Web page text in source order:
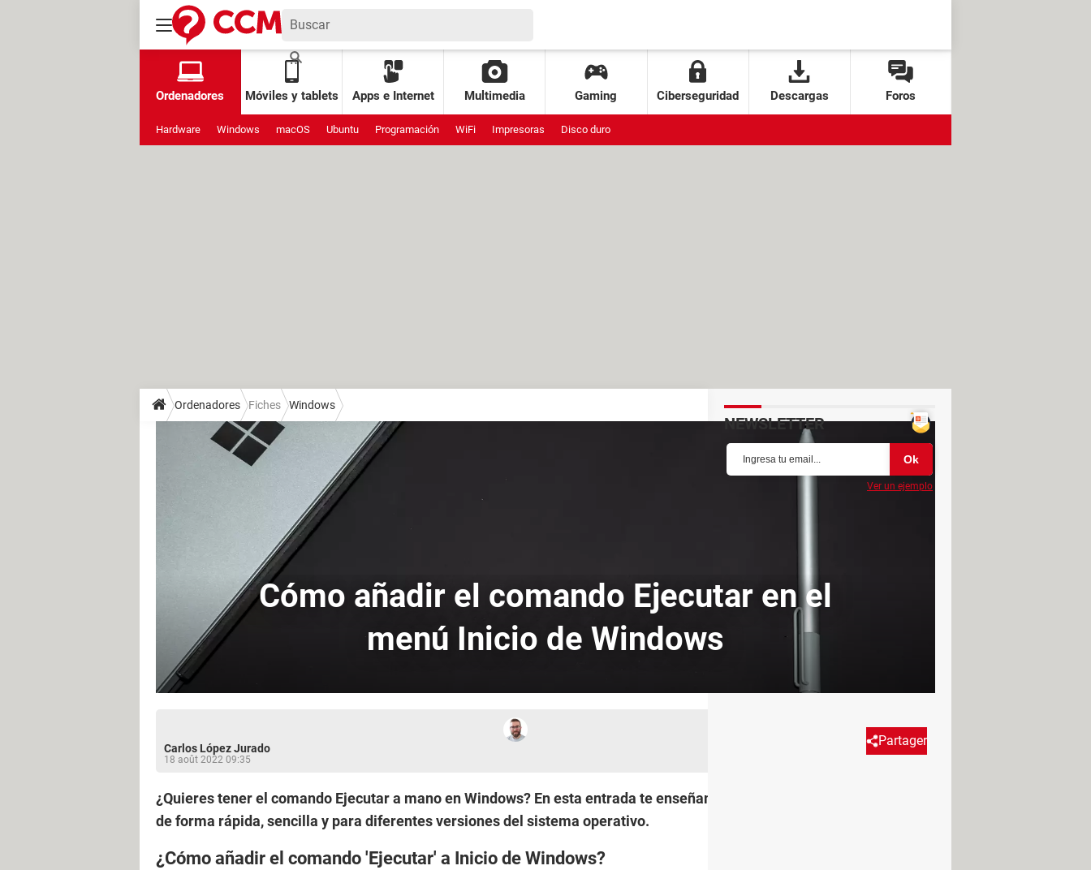
Ordenadores Móviles y tablets Apps e Internet Multimedia Gaming Ciberseguridad Descargas Foros
Hardware Windows macOS Ubuntu Programación WiFi Impresoras Disco duro
Ordenadores Fiches Windows
Cómo añadir el comando Ejecutar en el
menú Inicio de Windows
Carlos López Jurado
18 août 2022 09:35
Partager
¿Quieres tener el comando Ejecutar a mano en Windows? En esta entrada te enseñamos cómo anclarlo al menú Inicio
de forma rápida, sencilla y para diferentes versiones del sistema operativo.
¿Cómo añadir el comando 'Ejecutar' a Inicio de Windows?
NEWSLETTER
Ver un ejemplo